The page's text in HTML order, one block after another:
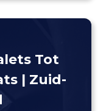
Tot
| Zuid-